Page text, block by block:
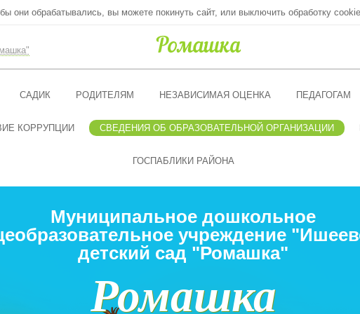
они обрабатывались, вы можете покинуть сайт, или выключить обработку
САДИК РОДИТЕЛЯМ НЕЗАВИСИМАЯ ОЦЕНКА ПЕДАГОГАМ
КОРРУПЦИИ СВЕДЕНИЯ ОБ ОБРАЗОВАТЕЛЬНОЙ ОРГАНИЗАЦИИ
ГОСПАБЛИКИ РАЙОНА
Муниципальное дошкольное
учреждение
детский сад "Ромашка"
Ромашка